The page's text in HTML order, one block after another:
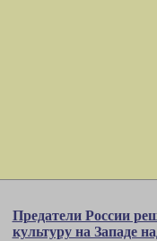
Предатели России
культуру на Западе